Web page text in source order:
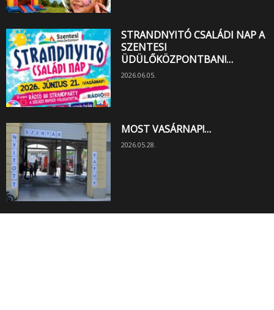
STRANDNYITÓ CSALÁDI NAP A
SZENTESI
ÜDÜLŐKÖZPONTBAN!…
2026.06.05.
MOST VASÁRNAP!…
2026.05.28.